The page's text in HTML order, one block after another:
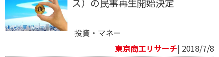
ス）の民事再生開始決定
投資・マネー
東京商工リサーチ| 2018/7/8